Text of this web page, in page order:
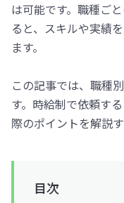
は可能です。職種ご
ると、スキルや実績
ます。
この記事では、職種
す。時給制で依頼す
際のポイントを解説
目次